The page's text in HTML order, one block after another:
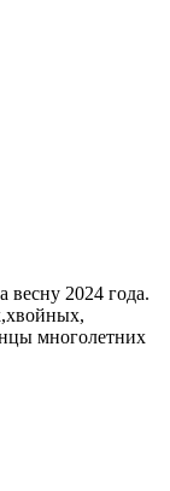
весну 2024 года.
многолетних